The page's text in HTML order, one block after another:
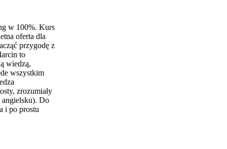
w 100%. Kurs
oferta dla
przygodę z
to
wiedzą,
wszystkim
zrozumiały
angielsku). Do
i po prostu